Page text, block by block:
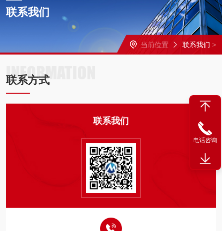
联系我们
当前位置 联系我们 >
INFORMATION
联系方式
联系我们
电话咨询